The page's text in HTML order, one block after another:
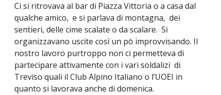
Ci si ritrovava al bar di Piazza Vittoria o a casa dal
qualche amico, e si parlava di montagna, dei
sentieri, delle cime scalate o da scalare. Si
organizzavano uscite così un pò improvvisando. Il
nostro lavoro purtroppo non ci permetteva di
partecipare attivamente con i vari soldalizi di
Treviso quali il Club Alpino Italiano o l’UOEI in
quanto si lavorava anche di domenica.